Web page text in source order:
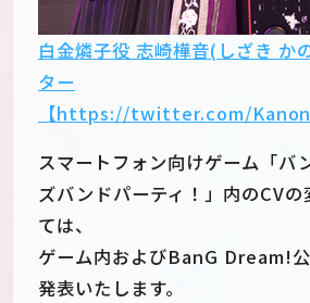
白金燐子役 志崎樺音(しざき か
ター
【https://twitter.com/
スマートフォン向けゲーム「バ
ズバンドパーティ！」内のCV
ては、
ゲーム内およびBanG Dream!
発表いたします。